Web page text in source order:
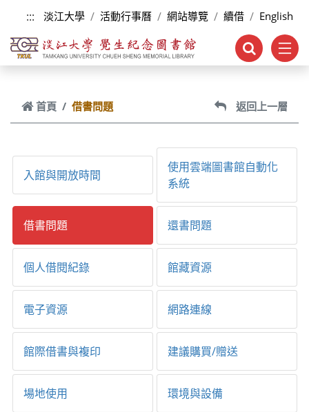
跳到主要內容
::: 淡江大學 活動行事曆 網站導覽 續借 English
首頁 借書問題 返回上一層
入館與開放時間
使用雲端圖書館自動化
系統
借書問題 還書問題
個人借閱紀錄 館藏資源
電子資源 網路連線
館際借書與複印 建議購買/贈送
場地使用 環境與設備